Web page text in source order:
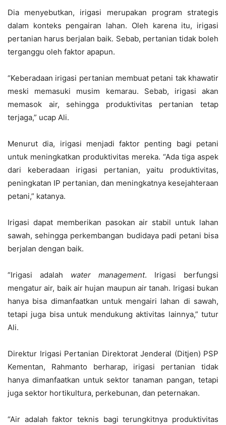
Dia menyebutkan, irigasi merupakan program strategis
dalam konteks pengairan lahan. Oleh karena itu, irigasi
pertanian harus berjalan baik. Sebab, pertanian tidak boleh
terganggu oleh faktor apapun.
“Keberadaan irigasi pertanian membuat petani tak khawatir
meski memasuki musim kemarau. Sebab, irigasi akan
memasok air, sehingga produktivitas pertanian tetap
terjaga,” ucap Ali.
Menurut dia, irigasi menjadi faktor penting bagi petani
untuk meningkatkan produktivitas mereka. “Ada tiga aspek
dari keberadaan irigasi pertanian, yaitu produktivitas,
peningkatan IP pertanian, dan meningkatnya kesejahteraan
petani,” katanya.
Irigasi dapat memberikan pasokan air stabil untuk lahan
sawah, sehingga perkembangan budidaya padi petani bisa
berjalan dengan baik.
“Irigasi adalah water management. Irigasi berfungsi
mengatur air, baik air hujan maupun air tanah. Irigasi bukan
hanya bisa dimanfaatkan untuk mengairi lahan di sawah,
tetapi juga bisa untuk mendukung aktivitas lainnya,” tutur
Ali.
Direktur Irigasi Pertanian Direktorat Jenderal (Ditjen) PSP
Kementan, Rahmanto berharap, irigasi pertanian tidak
hanya dimanfaatkan untuk sektor tanaman pangan, tetapi
juga sektor hortikultura, perkebunan, dan peternakan.
“Air adalah faktor teknis bagi terungkitnya produktivitas